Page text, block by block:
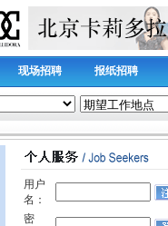
现场招聘 报纸招聘
用户
名：
密